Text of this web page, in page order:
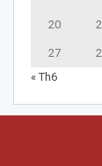
20
27
« Th6